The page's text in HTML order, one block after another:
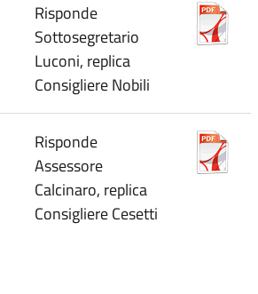
Risponde
Sottosegretario
Luconi, replica
Consigliere Nobili
Risponde
Assessore
Calcinaro, replica
Consigliere Cesetti